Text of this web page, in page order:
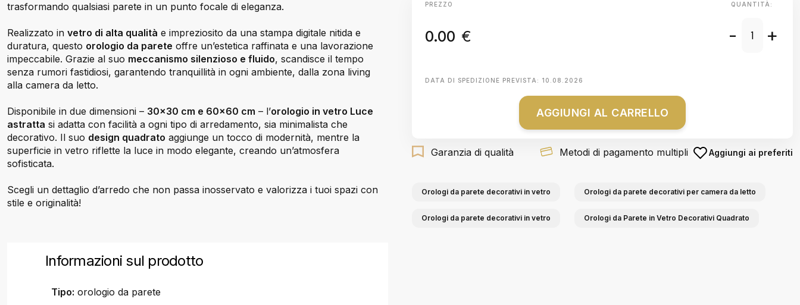
trasformando qualsiasi parete in un punto focale di eleganza.
Realizzato in vetro di alta qualità e impreziosito da una stampa digitale nitida e
duratura, questo orologio da parete offre un’estetica raffinata e una lavorazione
impeccabile. Grazie al suo meccanismo silenzioso e fluido, scandisce il tempo
senza rumori fastidiosi, garantendo tranquillità in ogni ambiente, dalla zona living
alla camera da letto.
Disponibile in due dimensioni – 30x30 cm e 60x60 cm – l’orologio in vetro Luce
astratta si adatta con facilità a ogni tipo di arredamento, sia minimalista che
decorativo. Il suo design quadrato aggiunge un tocco di modernità, mentre la
superficie in vetro riflette la luce in modo elegante, creando un’atmosfera
sofisticata.
Scegli un dettaglio d’arredo che non passa inosservato e valorizza i tuoi spazi con
stile e originalità!
Informazioni sul prodotto
Tipo: orologio da parete
PREZZO
0.00 €
QUANTITÀ:
- +
DATA DI SPEDIZIONE PREVISTA: 10.08.2026
AGGIUNGI AL CARRELLO
Garanzia di qualità Metodi di pagamento multipli Aggiungi ai preferiti
Orologi da parete decorativi in vetro Orologi da parete decorativi per camera da letto
Orologi da parete decorativi in vetro Orologi da Parete in Vetro Decorativi Quadrato